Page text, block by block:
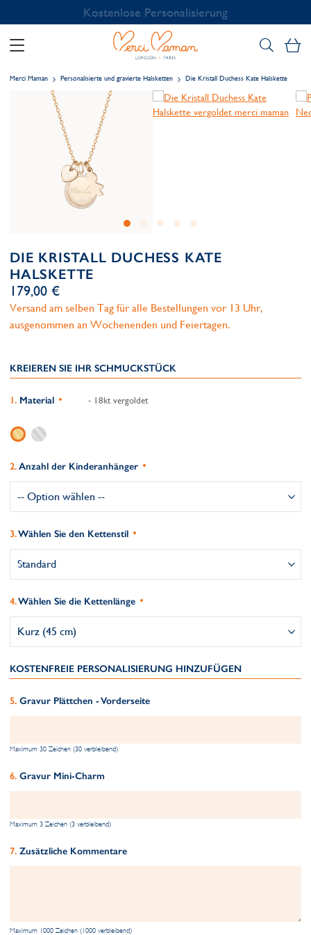
Kostenlose Personalisierung
Merci Maman Personalisierte und gravierte Halsketten Die Kristall Duchess Kate Halskette
DIE KRISTALL DUCHESS KATE
HALSKETTE
179,00 €
Versand am selben Tag für alle Bestellungen vor 13 Uhr,
ausgenommen an Wochenenden und Feiertagen.
KREIEREN SIE IHR SCHMUCKSTÜCK
Material - 18kt vergoldet
Anzahl der Kinderanhänger
Wählen Sie den Kettenstil
Wählen Sie die Kettenlänge
KOSTENFREIE PERSONALISIERUNG HINZUFÜGEN
Gravur Plättchen - Vorderseite
Maximum 30 Zeichen (30 verbleibend)
Gravur Mini-Charm
Maximum 3 Zeichen (3 verbleibend)
Zusätzliche Kommentare
Maximum 1000 Zeichen (1000 verbleibend)